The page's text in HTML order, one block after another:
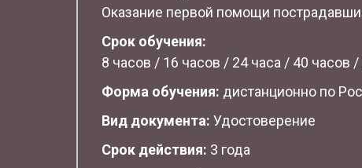
Оказание первой помощи
Срок обучения:
8 часов / 16 часов / 24 часа / 40 часов /
Форма обучения: дистанционно по
Вид документа: Удостоверение
Срок действия: 3 года